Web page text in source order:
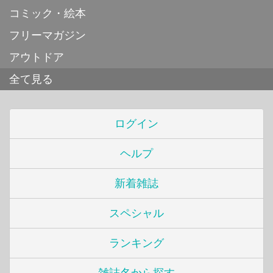
コミック・絵本
フリーマガジン
アウトドア
全て見る
ログイン
ヘルプ
新着雑誌
スペシャル
ランキング